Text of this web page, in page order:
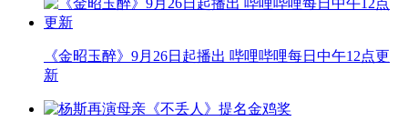
《金昭玉醉》9月26日起播出 哔哩哔哩每日中午12点更
新